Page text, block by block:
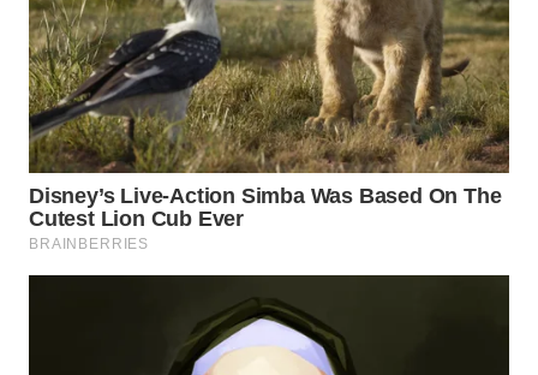
DAIRI
WN
DANAU
TOBA
WN
NIAS
WN